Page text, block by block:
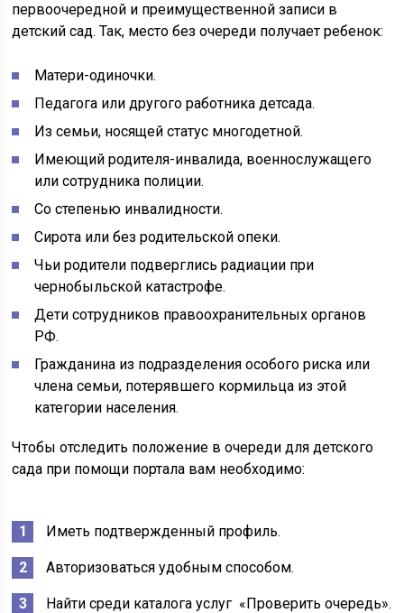
первоочередной и преимущественной записи в
детский сад. Так, место без очереди получает ребенок:
Матери-одиночки.
Педагога или другого работника детсада.
Из семьи, носящей статус многодетной.
Имеющий родителя-инвалида, военнослужащего
или сотрудника полиции.
Со степенью инвалидности.
Сирота или без родительской опеки.
Чьи родители подверглись радиации при
чернобыльской катастрофе.
Дети сотрудников правоохранительных органов
РФ.
Гражданина из подразделения особого риска или
члена семьи, потерявшего кормильца из этой
категории населения.
Чтобы отследить положение в очереди для детского
сада при помощи портала вам необходимо:
Иметь подтвержденный профиль.
Авторизоваться удобным способом.
Найти среди каталога услуг «Проверить очередь».